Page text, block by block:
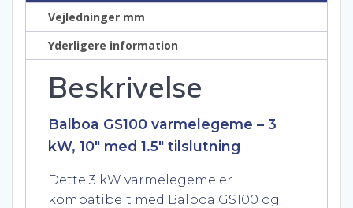
antalVejledninger mm
Yderligere information
Beskrivelse
Balboa GS100 varmelegeme – 3
kW, 10″ med 1.5″ tilslutning
Dette 3 kW varmelegeme er
kompatibelt med Balboa GS100 og